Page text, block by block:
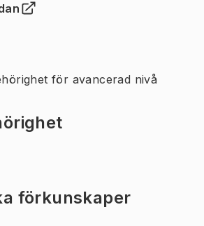
för avancerad nivå
förkunskaper